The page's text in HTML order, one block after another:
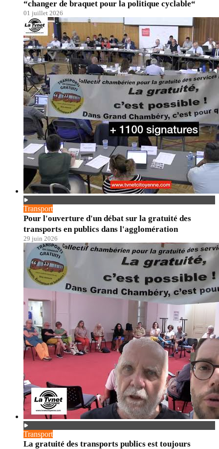
“changer de braquet pour la politique cyclable“
01 juillet 2026
Transport
Pour l'ouverture d'un débat sur la gratuité des
transports en publics dans l'agglomération
29 juin 2026
Transport
La gratuité des transports publics est toujours